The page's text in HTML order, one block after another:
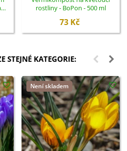
rostliny - BoPon - 500 ml
73 Kč
STEJNÉ KATEGORIE:
Není skladem